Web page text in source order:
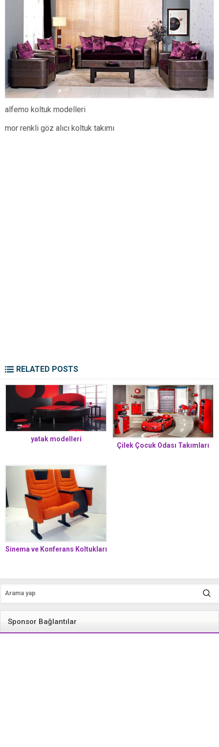
alfemo koltuk modelleri
mor renkli göz alıcı koltuk takımı
RELATED POSTS
yatak modelleri
Çilek Çocuk Odası Takımları
Sinema ve Konferans Koltukları
Sponsor Bağlantılar